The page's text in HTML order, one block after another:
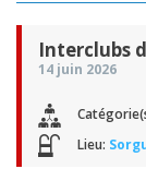
Interclubs
14 juin 2026
Lieu: